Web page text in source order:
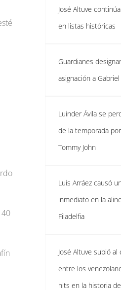
José Altuve
en listas históricas
Guardianes
asignación a Gabriel
Luinder Ávila se
de la temporada
Tommy John
Luis Arráez causó
inmediato en la
Filadelfia
José Altuve subió
entre los
hits en la historia